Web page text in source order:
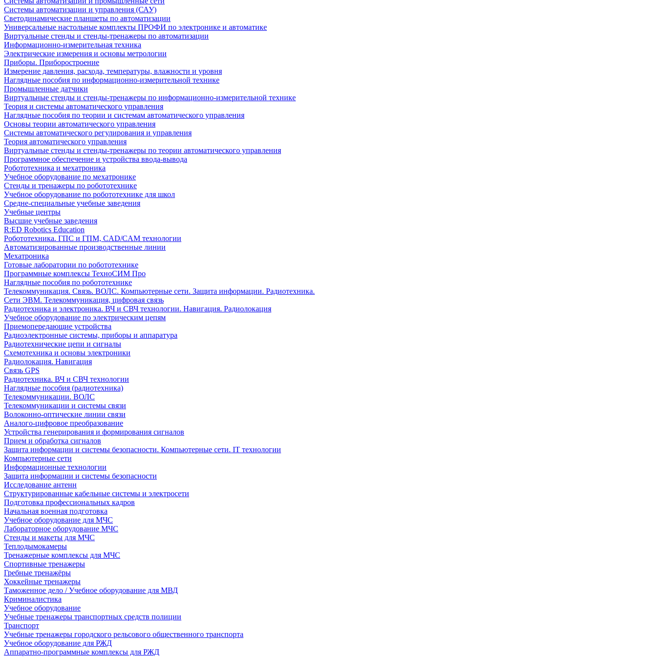
Системы автоматизации и управления (САУ)
Светодинамические планшеты по автоматизации
Универсальные настольные комплекты ПРОФИ по электронике и автоматике
Виртуальные стенды и стенды-тренажеры по автоматизации
Информационно-измерительная техника
Электрические измерения и основы метрологии
Приборы. Приборостроение
Измерение давления, расхода, температуры, влажности и уровня
Наглядные пособия по информационно-измерительной технике
Промышленные датчики
Виртуальные стенды и стенды-тренажеры по информационно-измерительной технике
Теория и системы автоматического управления
Наглядные пособия по теории и системам автоматического управления
Основы теории автоматического управления
Системы автоматического регулирования и управления
Теория автоматического управления
Виртуальные стенды и стенды-тренажеры по теории автоматического управления
Программное обеспечение и устройства ввода-вывода
Робототехника и мехатроника
Учебное оборудование по мехатронике
Стенды и тренажеры по робототехнике
Учебное оборудование по робототехнике для школ
Средне-специальные учебные заведения
Учебные центры
Высшие учебные заведения
R:ED Robotics Education
Робототехника. ГПС и ГПМ, CAD/CAM технологии
Автоматизированные производственные линии
Мехатроника
Готовые лаборатории по робототехнике
Программные комплексы ТехноСИМ Про
Наглядные пособия по робототехнике
Телекоммуникация. Связь. ВОЛС. Компьютерные сети. Защита информации. Радиотехника.
Сети ЭВМ. Телекоммуникация, цифровая связь
Радиотехника и электроника. ВЧ и СВЧ технологии. Навигация. Радиолокация
Учебное оборудование по электрическим цепям
Приемопередающие устройства
Радиоэлектронные системы, приборы и аппаратура
Радиотехнические цепи и сигналы
Схемотехника и основы электроники
Радиолокация. Навигация
Связь GPS
Радиотехника. ВЧ и СВЧ технологии
Наглядные пособия (радиотехника)
Телекоммуникации. ВОЛС
Телекоммуникации и системы связи
Волоконно-оптические линии связи
Аналого-цифровое преобразование
Устройства генерирования и формирования сигналов
Прием и обработка сигналов
Защита информации и системы безопасности. Компьютерные сети. IT технологии
Компьютерные сети
Информационные технологии
Защита информации и системы безопасности
Исследование антенн
Структурированные кабельные системы и электросети
Подготовка профессиональных кадров
Начальная военная подготовка
Учебное оборудование для МЧС
Лабораторное оборудование МЧС
Стенды и макеты для МЧС
Теплодымокамеры
Тренажерные комплексы для МЧС
Спортивные тренажеры
Гребные тренажёры
Хоккейные тренажеры
Таможенное дело / Учебное оборудование для МВД
Криминалистика
Учебное оборудование
Учебные тренажеры транспортных средств полиции
Транспорт
Учебные тренажеры городского рельсового общественного транспорта
Учебное оборудование для РЖД
Аппаратно-программные комплексы для РЖД